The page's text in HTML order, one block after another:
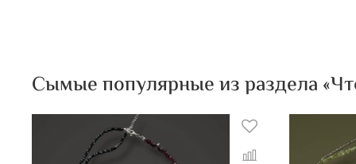
Сымые популярные из раздела